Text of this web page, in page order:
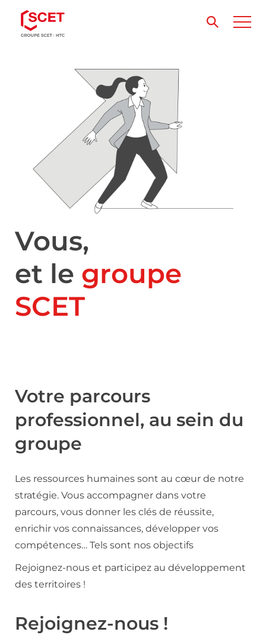
Vous,
et le groupe
SCET
Votre parcours
professionnel, au sein du
groupe
Les ressources humaines sont au cœur de notre
stratégie. Vous accompagner dans votre
parcours, vous donner les clés de réussite,
enrichir vos connaissances, développer vos
compétences… Tels sont nos objectifs
Rejoignez-nous et participez au développement
des territoires !
Rejoignez-nous !